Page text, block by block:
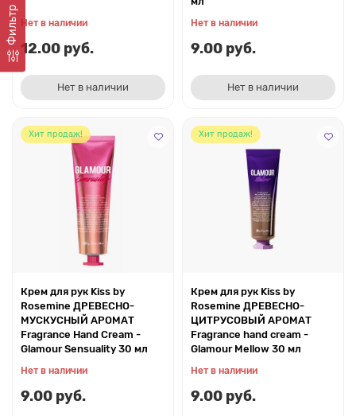
Фильтр Нет в наличии
12.00 руб.
Нет в наличии
Нет в наличии
9.00 руб.
Нет в наличии
Хит продаж!
Крем для рук Kiss by
Rosemine ДРЕВЕСНО-
МУСКУСНЫЙ АРОМАТ
Fragrance Hand Cream -
Glamour Sensuality 30 мл
Нет в наличии
9.00 руб.
Хит продаж!
Крем для рук Kiss by
Rosemine ДРЕВЕСНО-
ЦИТРУСОВЫЙ АРОМАТ
Fragrance hand cream -
Glamour Mellow 30 мл
Нет в наличии
9.00 руб.